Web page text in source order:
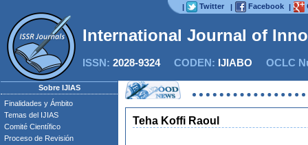
| Twitter | Facebook |
International Journal of
ISSN: 2028-9324CODEN: IJIABO OCLC
Sobre IJIAS
Finalidades y Ámbito
Temas del IJIAS
Comité Científico
Proceso de Revisión
Teha Koffi Raoul